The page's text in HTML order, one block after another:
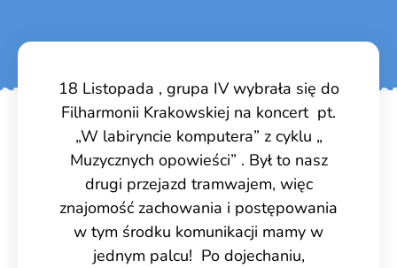
18 Listopada , grupa IV wybrała się do
Filharmonii Krakowskiej na koncert pt.
„W labiryncie komputera” z cyklu „
Muzycznych opowieści” . Był to nasz
drugi przejazd tramwajem, więc
znajomość zachowania i postępowania
w tym środku komunikacji mamy w
jednym palcu! Po dojechaniu,